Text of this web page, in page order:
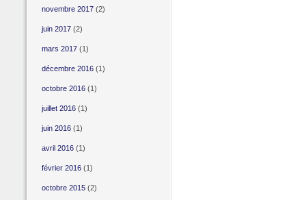
novembre 2017(2)
juin 2017(2)
mars 2017(1)
décembre 2016(1)
octobre 2016(1)
juillet 2016(1)
juin 2016(1)
avril 2016(1)
février 2016(1)
octobre 2015(2)